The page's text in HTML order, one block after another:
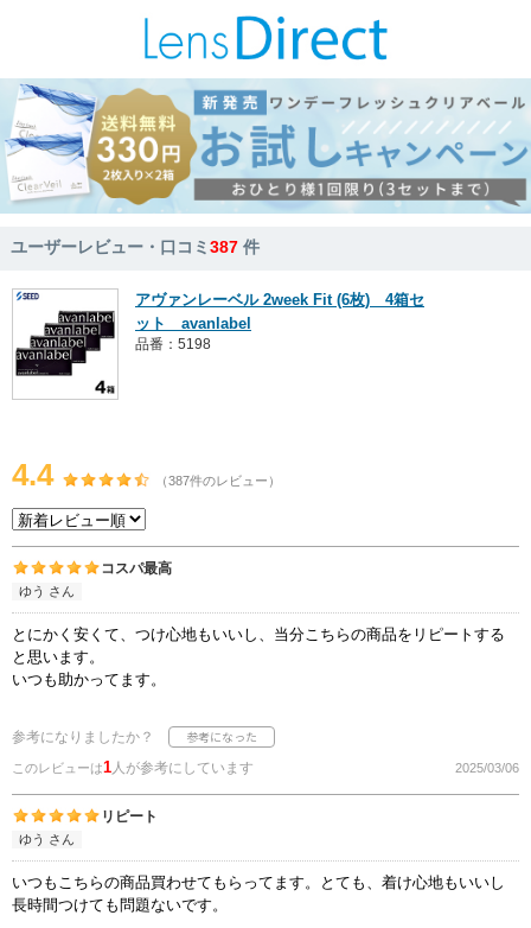
ユーザーレビュー・口コミ387 件
アヴァンレーベル 2week Fit (6枚) 4箱セ
ット avanlabel
品番：5198
4.4 （387件のレビュー）
コスパ最高
ゆう さん
とにかく安くて、つけ心地もいいし、当分こちらの商品をリピートする
と思います。
いつも助かってます。
参考になりましたか？
このレビューは1人が参考にしています 2025/03/06
リピート
ゆう さん
いつもこちらの商品買わせてもらってます。とても、着け心地もいいし
長時間つけても問題ないです。